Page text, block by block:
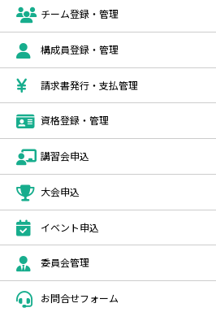
チーム登録・管理
構成員登録・管理
請求書発行・支払管理
資格登録・管理
講習会申込
大会申込
イベント申込
委員会管理
お問合せフォーム